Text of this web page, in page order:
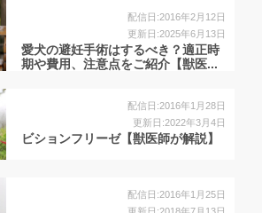
配信日:2016年2月12日
更新日:2025年6月13日
愛犬の避妊手術はするべき？適正時
期や費用、注意点をご紹介【獣医...
配信日:2016年1月28日
更新日:2022年3月4日
ビションフリーゼ【獣医師が解説】
配信日:2016年1月25日